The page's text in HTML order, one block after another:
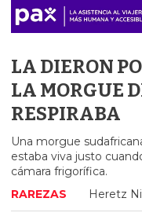
LA DIERON
LA MORGUE
RESPIRABA
Una morgue
estaba viva justo
cámara frigorífica.
RAREZAS
Heretz